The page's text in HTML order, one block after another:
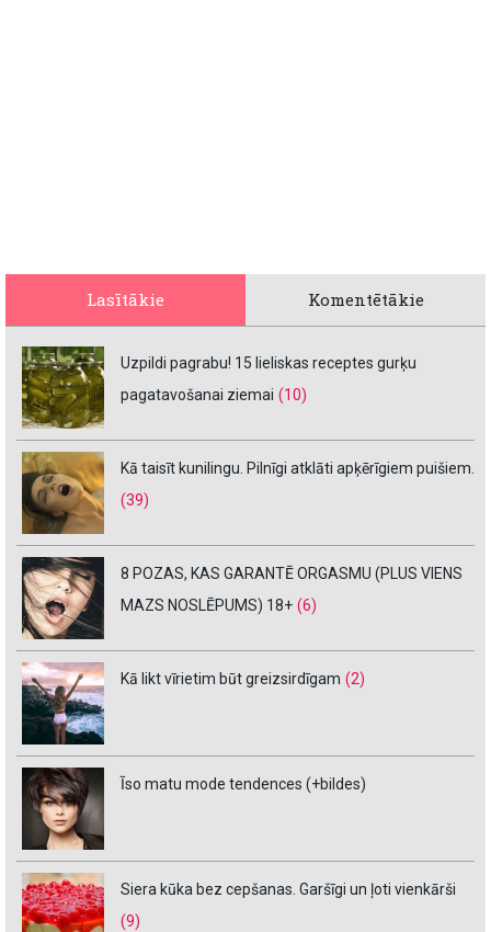
Lasītākie Komentētākie
Uzpildi pagrabu! 15 lieliskas receptes gurķu
pagatavošanai ziemai (10)
Kā taisīt kunilingu. Pilnīgi atklāti apķērīgiem puišiem.
(39)
8 POZAS, KAS GARANTĒ ORGASMU (PLUS VIENS
MAZS NOSLĒPUMS) 18+ (6)
Kā likt vīrietim būt greizsirdīgam (2)
Īso matu mode tendences (+bildes)
Siera kūka bez cepšanas. Garšīgi un ļoti vienkārši
(9)